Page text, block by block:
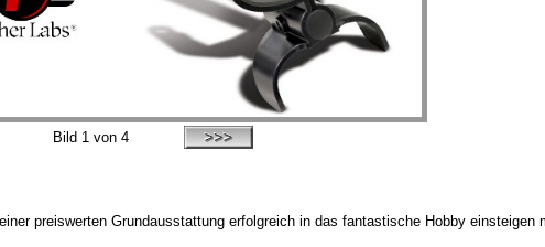
Bild 1 von 4
preiswerten Grundausstattung erfolgreich in das fantastische Hobby einsteigen